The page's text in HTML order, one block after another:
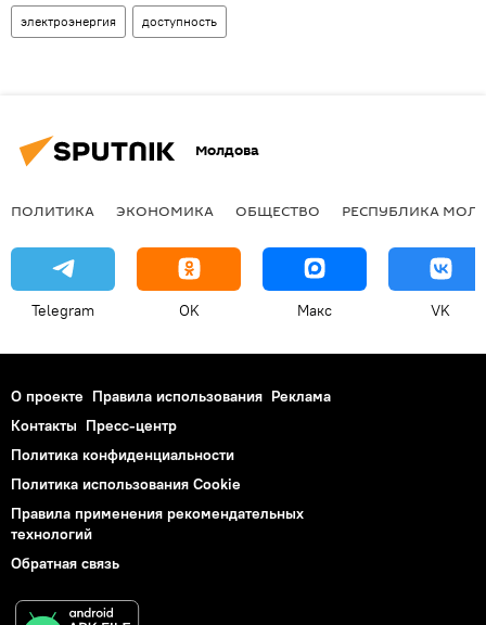
электроэнергия доступность
Молдова
ПОЛИТИКА ЭКОНОМИКА ОБЩЕСТВО РЕСПУБЛИКА
Telegram OK Макс VK
О проекте Правила использования Реклама
Контакты Пресс-центр
Политика конфиденциальности
Политика использования Cookie
Правила применения рекомендательных
технологий
Обратная связь